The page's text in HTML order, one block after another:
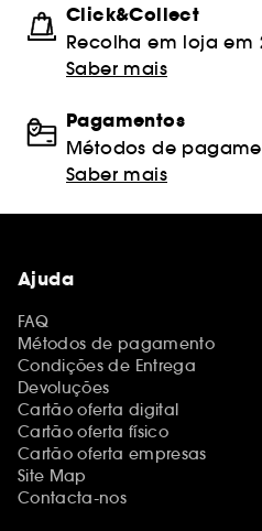
Click&Collect
Recolha em loja em
Saber mais
Pagamentos
Métodos de
Saber mais
Ajuda
FAQ
Métodos de pagamento
Condições de Entrega
Devoluções
Cartão oferta digital
Cartão oferta físico
Cartão oferta empresas
Site Map
Contacta-nos